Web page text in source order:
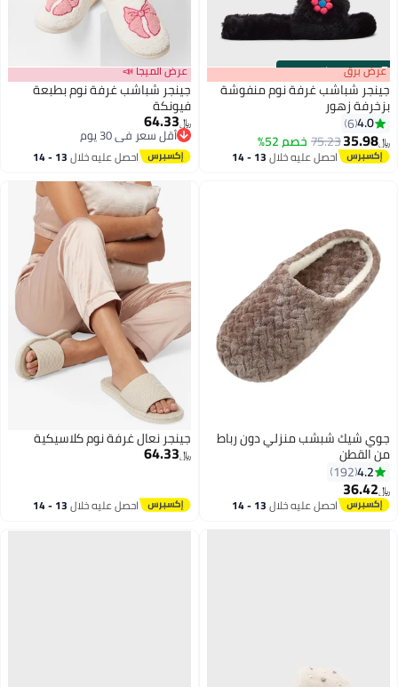
00m:00s
·باقي 100% عرض برق
جينجر شباشب غرفة نوم منفوشة
بزخرفة زهور
4.0
6
﷼‏35.98
75.23خصم 52%
احصل عليه خلال 13 - 14
اغسطس
عرض الميجا 📣
جينجر شباشب غرفة نوم بطبعة
فيونكة
﷼‏64.33
أقل سعر في 30 يوم
أقل سعر في 30 يوماحصل عليه خلال 13 - 14
اغسطس
جوي شيك شبشب منزلي دون رباط
من القطن
4.2
192
﷼‏36.42
احصل عليه خلال 13 - 14
جينجر نعال غرفة نوم كلاسيكية
﷼‏64.33
احصل عليه خلال 13 - 14